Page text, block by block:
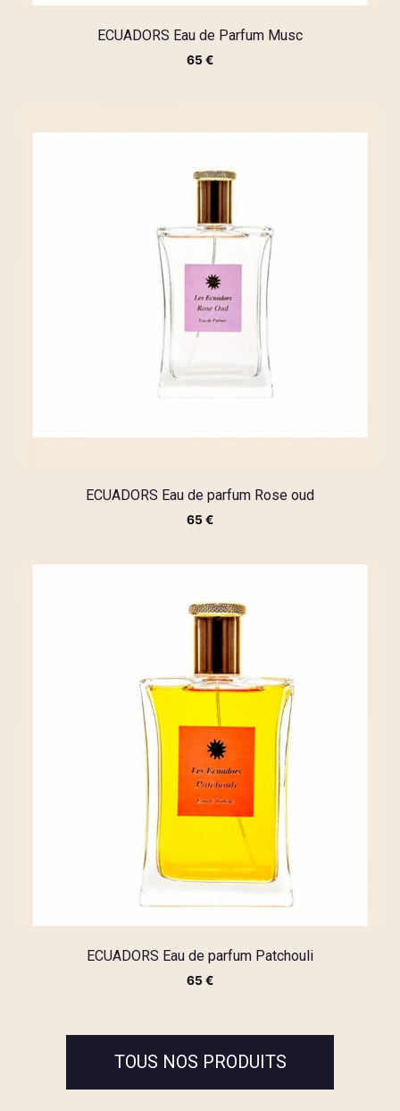
ECUADORS Eau de Parfum Musc
65€
ECUADORS Eau de parfum Rose oud
65€
ECUADORS Eau de parfum Patchouli
65€
TOUS NOS PRODUITS